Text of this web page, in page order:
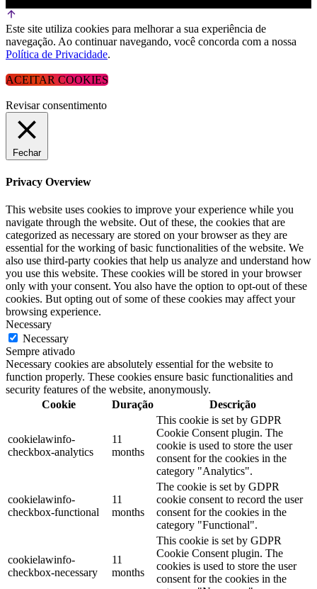
Este site utiliza cookies para melhorar a sua experiência de
navegação. Ao continuar navegando, você concorda com a nossa
Política de Privacidade.
ACEITAR COOKIES
Revisar consentimento
Fechar
Privacy Overview
This website uses cookies to improve your experience while you
navigate through the website. Out of these, the cookies that are
categorized as necessary are stored on your browser as they are
essential for the working of basic functionalities of the website. We
also use third-party cookies that help us analyze and understand how
you use this website. These cookies will be stored in your browser
only with your consent. You also have the option to opt-out of these
cookies. But opting out of some of these cookies may affect your
browsing experience.
Necessary
Necessary
Sempre ativado
Necessary cookies are absolutely essential for the website to
function properly. These cookies ensure basic functionalities and
security features of the website, anonymously.
Cookie
Duração Descrição
cookielawinfo-
checkbox-analytics
11
months
This cookie is set by GDPR
Cookie Consent plugin. The
cookie is used to store the user
consent for the cookies in the
category "Analytics".
cookielawinfo-
checkbox-functional
11
months
The cookie is set by GDPR
cookie consent to record the user
consent for the cookies in the
category "Functional".
cookielawinfo-
checkbox-necessary
11
months
This cookie is set by GDPR
Cookie Consent plugin. The
cookies is used to store the user
consent for the cookies in the